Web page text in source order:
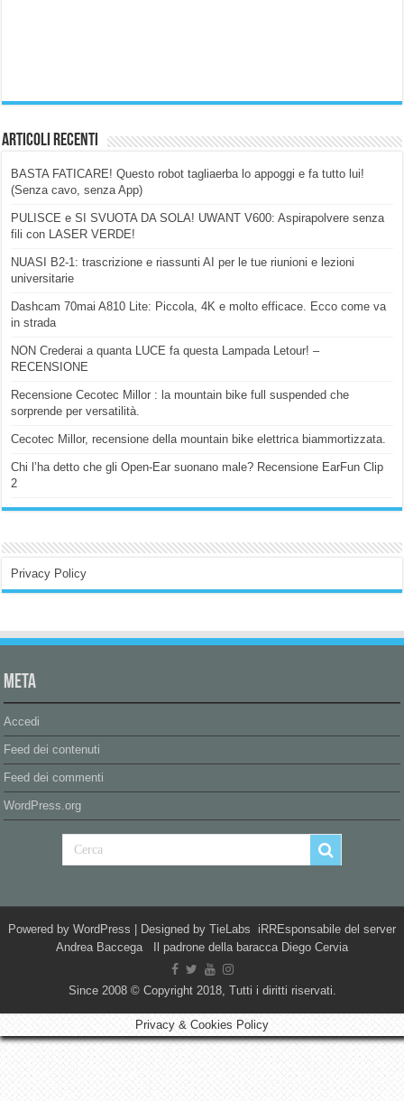
Articoli Recenti
BASTA FATICARE! Questo robot tagliaerba lo appoggi e fa tutto lui!
(Senza cavo, senza App)
PULISCE e SI SVUOTA DA SOLA! UWANT V600: Aspirapolvere senza
fili con LASER VERDE!
NUASI B2-1: trascrizione e riassunti AI per le tue riunioni e lezioni
universitarie
Dashcam 70mai A810 Lite: Piccola, 4K e molto efficace. Ecco come va
in strada
NON Crederai a quanta LUCE fa questa Lampada Letour! –
RECENSIONE
Recensione Cecotec Millor : la mountain bike full suspended che
sorprende per versatilità.
Cecotec Millor, recensione della mountain bike elettrica biammortizzata.
Chi l’ha detto che gli Open-Ear suonano male? Recensione EarFun Clip
2
Privacy Policy
Meta
Accedi
Feed dei contenuti
Feed dei commenti
WordPress.org
Powered by WordPress | Designed by TieLabs iRREsponsabile del server
Andrea Baccega Il padrone della baracca Diego Cervia
Since 2008 © Copyright 2018, Tutti i diritti riservati.
Privacy & Cookies Policy